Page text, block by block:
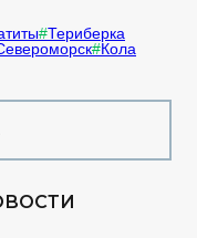
Териберка
Кола